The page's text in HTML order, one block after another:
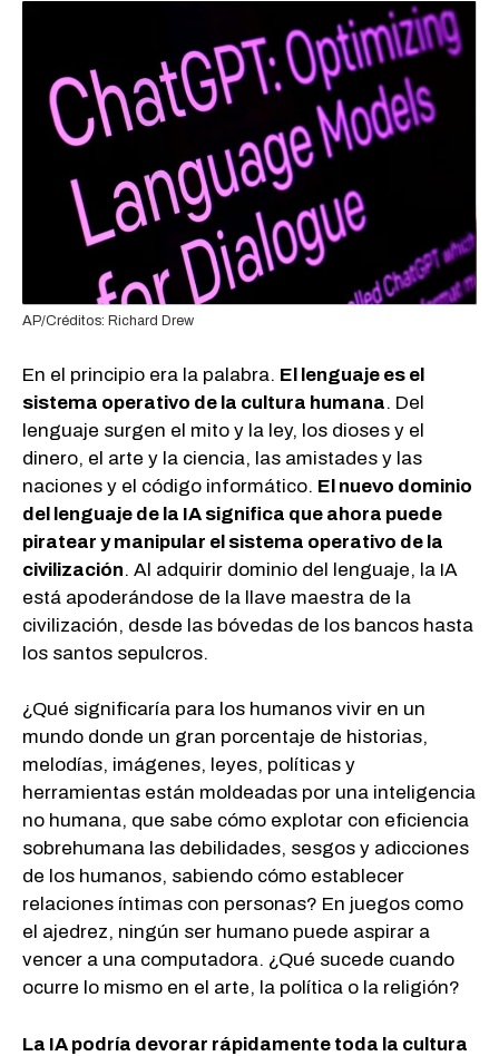
AP/Créditos: Richard Drew
En el principio era la palabra. El lenguaje es el
sistema operativo de la cultura humana. Del
lenguaje surgen el mito y la ley, los dioses y el
dinero, el arte y la ciencia, las amistades y las
naciones y el código informático. El nuevo dominio
del lenguaje de la IA significa que ahora puede
piratear y manipular el sistema operativo de la
civilización. Al adquirir dominio del lenguaje, la IA
está apoderándose de la llave maestra de la
civilización, desde las bóvedas de los bancos hasta
los santos sepulcros.
¿Qué significaría para los humanos vivir en un
mundo donde un gran porcentaje de historias,
melodías, imágenes, leyes, políticas y
herramientas están moldeadas por una inteligencia
no humana, que sabe cómo explotar con eficiencia
sobrehumana las debilidades, sesgos y adicciones
de los humanos, sabiendo cómo establecer
relaciones íntimas con personas? En juegos como
el ajedrez, ningún ser humano puede aspirar a
vencer a una computadora. ¿Qué sucede cuando
ocurre lo mismo en el arte, la política o la religión?
La IA podría devorar rápidamente toda la cultura